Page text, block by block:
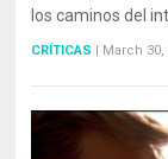
los caminos del
CRÍTICAS March 30,